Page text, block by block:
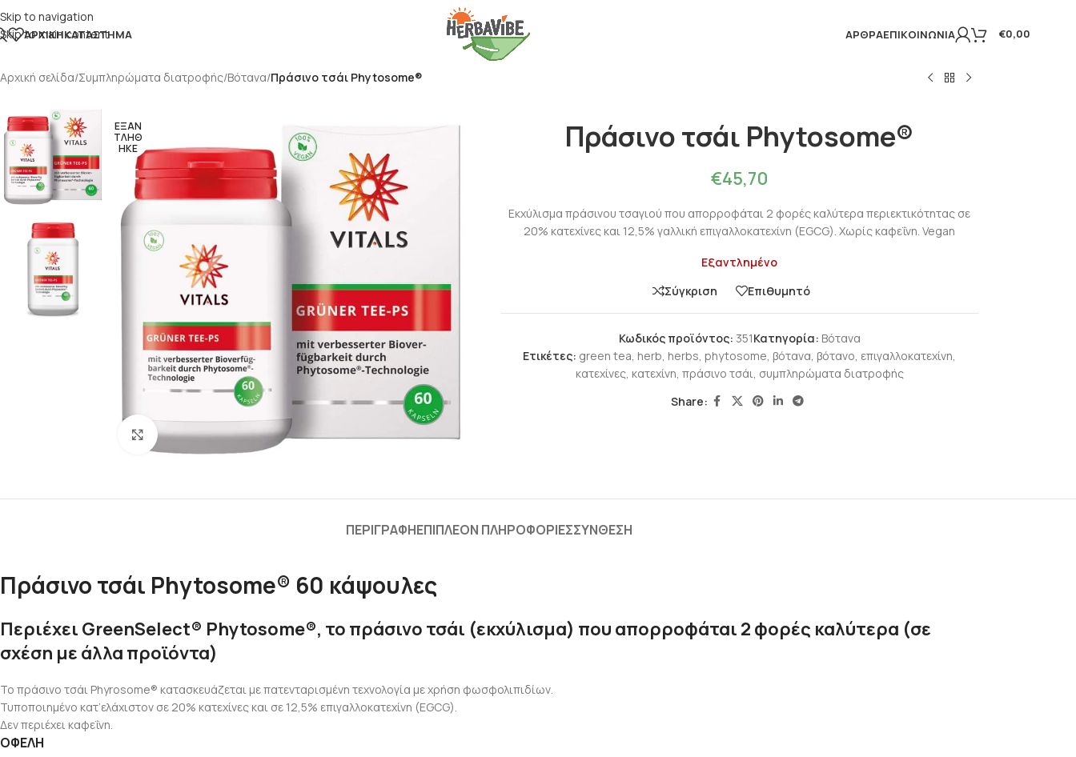
Skip to navigation
Skip to main content
ΑΡΧΙΚΉΚΑΤΆΣΤΗΜΑ ΆΡΘΡΑΕΠΙΚΟΙΝΩΝΊΑ €0,00
Αρχική σελίδα/Συμπληρώματα διατροφής/Βότανα/Πράσινο τσάι Phytosome®
ΕΞΑΝ
ΤΛΗΘ
ΗΚΕ
Πατήστε για μεγέθυνση
Πράσινο τσάι Phytosome®
€45,70
Εκχύλισμα πράσινου τσαγιού που απορροφάται 2 φορές καλύτερα περιεκτικότητας σε
20% κατεχίνες και 12,5% γαλλική επιγαλλοκατεχίνη (EGCG). Χωρίς καφεΐνη. Vegan
Εξαντλημένο
Σύγκριση
Επιθυμητό
Κωδικός προϊόντος: 351Κατηγορία: Βότανα
Ετικέτες: green tea, herb, herbs, phytosome, βότανα, βότανο, επιγαλλοκατεχίνη,
κατεχίνες, κατεχίνη, πράσινο τσάι, συμπληρώματα διατροφής
Share:
ΠΕΡΙΓΡΑΦΉΕΠΙΠΛΈΟΝ ΠΛΗΡΟΦΟΡΊΕΣΣΎΝΘΕΣΗ
Πράσινο τσάι Phytosome® 60 κάψουλες
Περιέχει GreenSelect® Phytosome®, το πράσινο τσάι (εκχύλισμα) που απορροφάται 2 φορές καλύτερα (σε
σχέση με άλλα προϊόντα)
Το πράσινο τσάι Phyrosome® κατασκευάζεται με πατενταρισμένη τεχνολογία με χρήση φωσφολιπιδίων.
Τυποποιημένο κατ’ελάχιστον σε 20% κατεχίνες και σε 12,5% επιγαλλοκατεχίνη (EGCG).
Δεν περιέχει καφεΐνη.
ΟΦΕΛΗ